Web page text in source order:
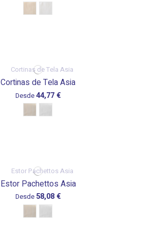
Cortinas de Tela Asia
Desde44,77 €
Estor Pachettos Asia
Desde 58,08 €